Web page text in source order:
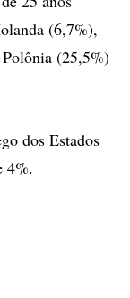
(6,7%),
Polônia (25,5%)
dos Estados
4%.